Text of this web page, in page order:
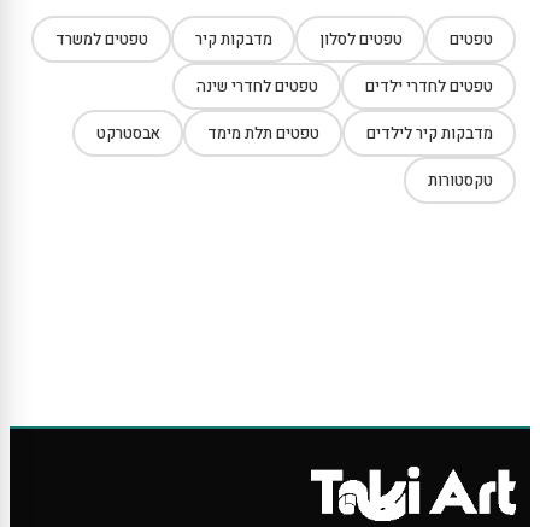
טפטים טפטים לסלון מדבקות קיר טפטים למשרד
טפטים לחדרי ילדים טפטים לחדרי שינה
מדבקות קיר לילדים טפטים תלת מימד אבסטרקט
טקסטורות